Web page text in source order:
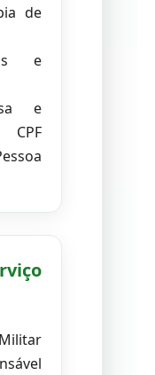
de
e
e
CPF